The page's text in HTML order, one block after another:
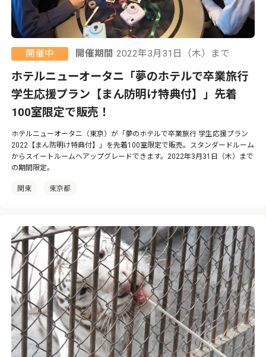
開催中 開催期間 2022年3月31日（木）まで
ホテルニューオータニ「夢のホテルで卒業旅行
学生応援プラン【まん防明け特典付】」先着
100室限定で販売！
ホテルニューオータニ（東京）が「夢のホテルで卒業旅行 学生応援プラン
2022【まん防明け特典付】」を先着100室限定で販売。スタンダードルーム
からスイートルームへアップグレードできます。2022年3月31日（木）まで
の期間限定。
関東 東京都